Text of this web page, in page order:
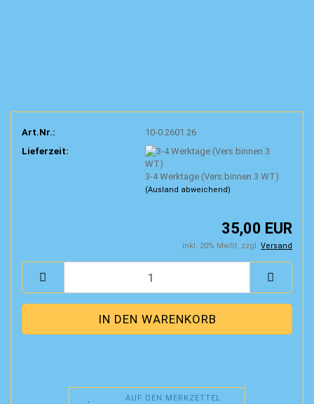
Art.Nr.:
10-0.2601.26
Lieferzeit:
3-4 Werktage (Vers.binnen 3 WT)
(Ausland abweichend)
35,00 EUR
inkl. 20% MwSt. zzgl. Versand
AUF DEN MERKZETTEL